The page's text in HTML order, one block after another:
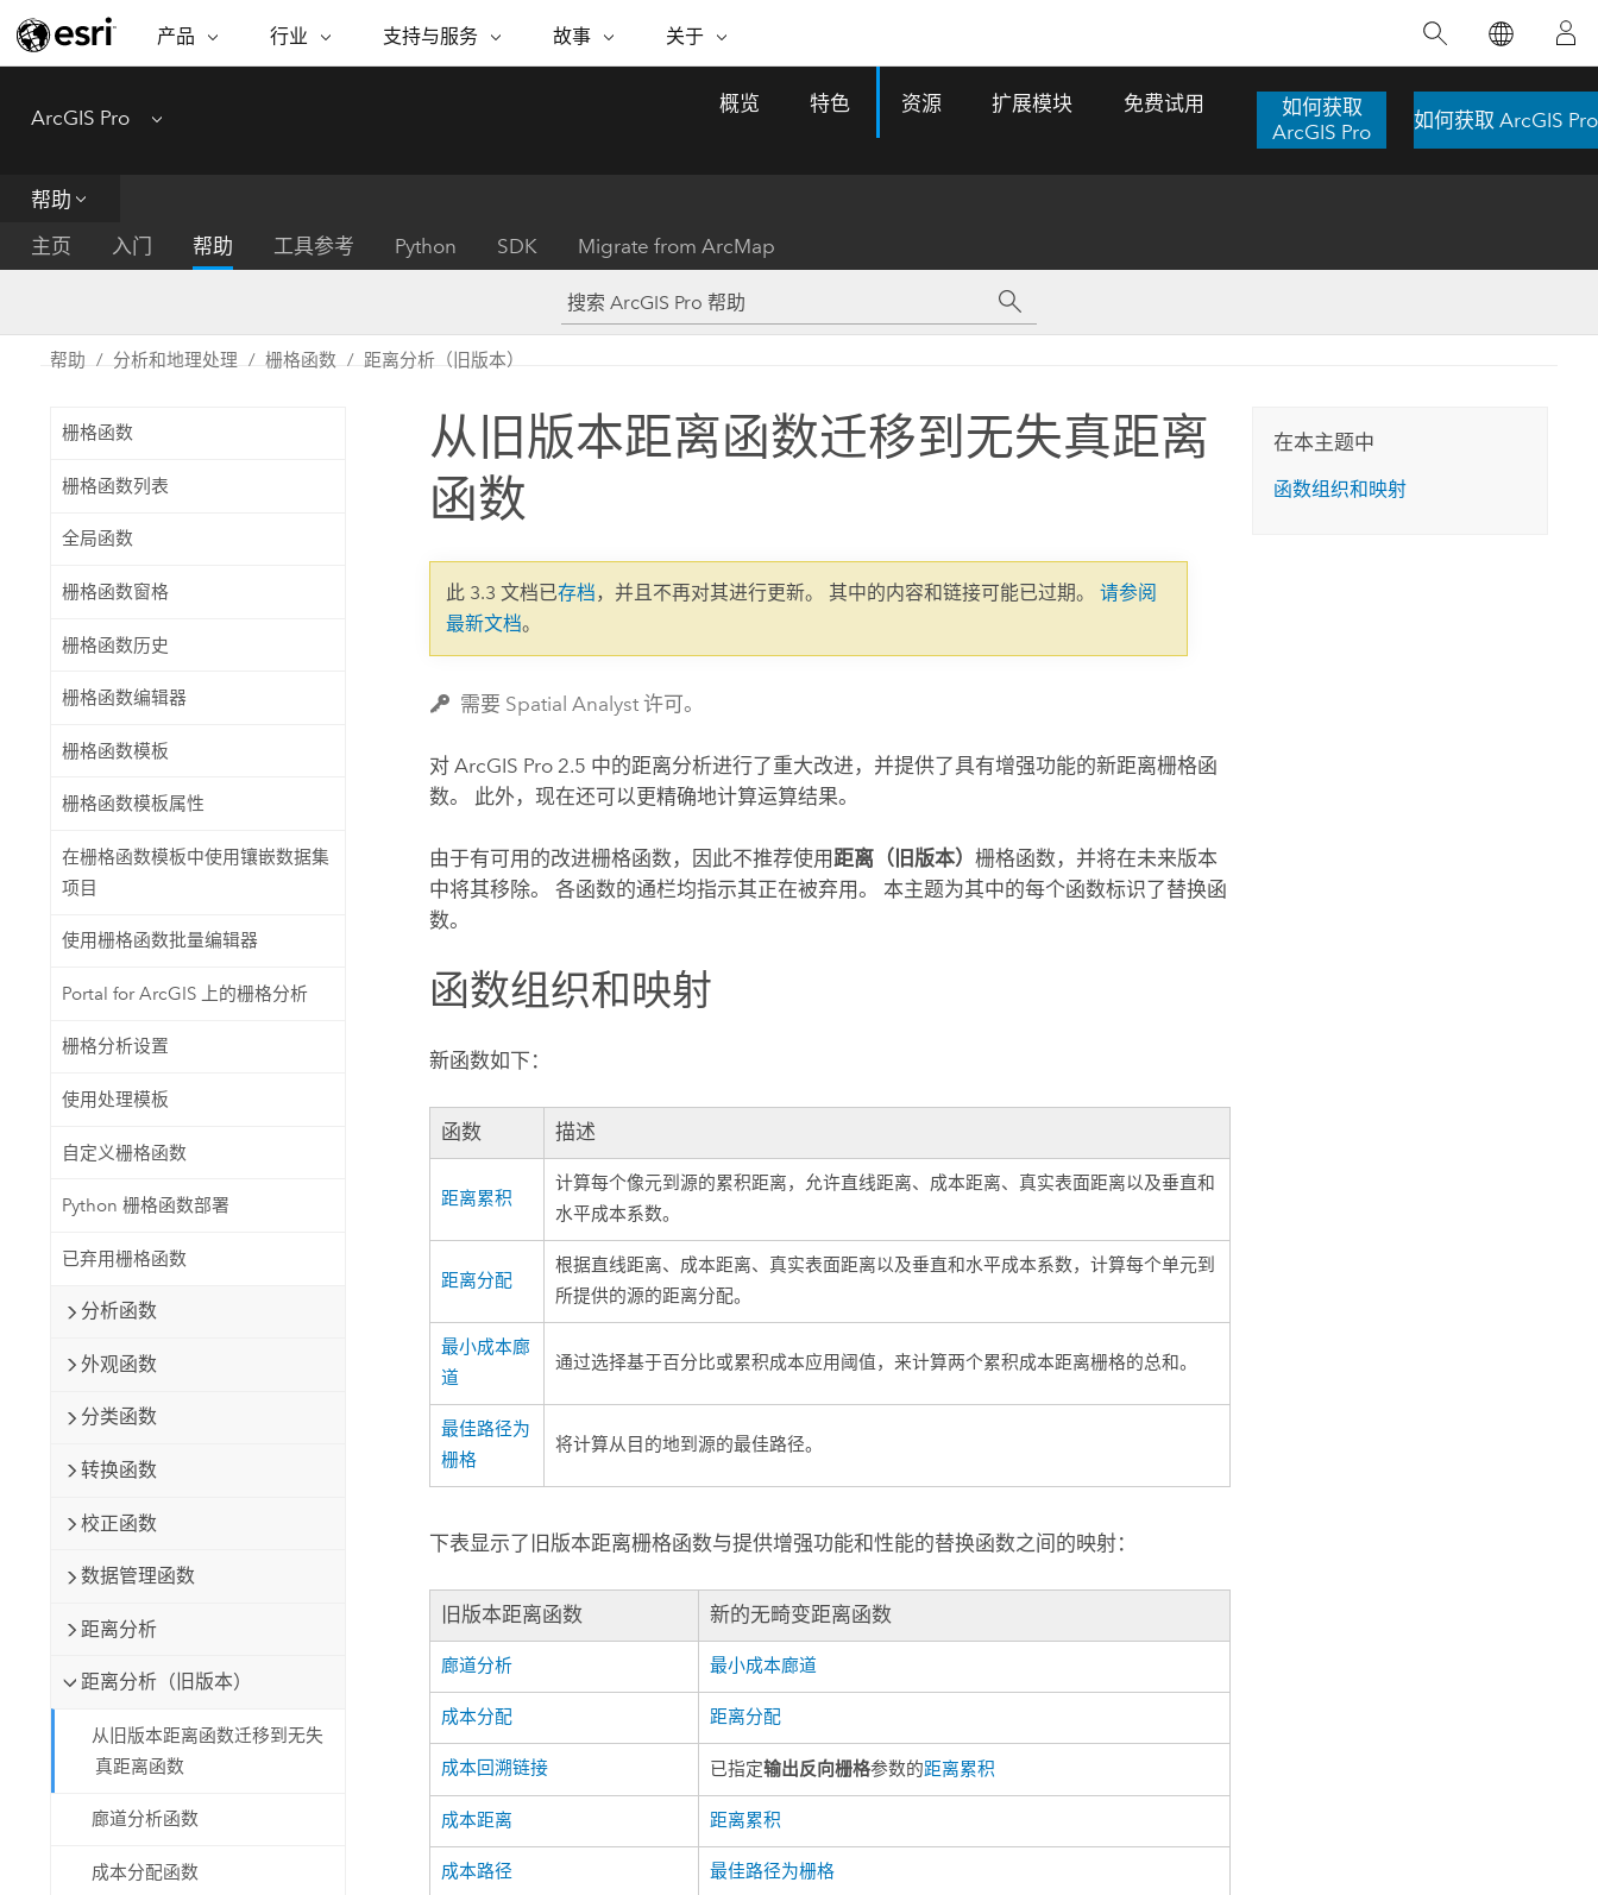
产品
ARCGIS
完整的 SaaS 制图平台
ArcGIS Enterprise
构建制图和空间分析应用程序
功能
将位置引入分析
集成、编辑和共享空间数据
Esri 产品、合作伙伴产品和开发
理。 了解这项技术的实际效果，亲身体验交
互式地图，探索产品功能，或者直接开始免
费试用。
行业
行业
保护
能源公用事业
州和地方政府
电信
交通运输
专题倡议
基础设施管理
者了解基础设施工程与周围环境的关系。
探索基础设施管理
支持与服务
支持与服务 自助服务
文档
My Esri
联，并产出能解决复杂问题的深刻见解。
探索课程
故事
ESRI 故事
现实世界的全球 GIS 创新
客
行业新闻和 ArcGIS 更新
所有故事
了 17 个应急洪水应用程序，为关键的救援行
动提供了有力支持。
关于
关于 ESRI
合作伙伴
招贤纳士
联系我们
数字孪生体
推荐书籍
ArcGIS Pro Menu
概览 特色 资源 扩展模块 免费试用
如何获取
ArcGIS Pro
如何获取 ArcGIS Pro
帮助
主页
入门 帮助 工具参考 Python SDK Migrate from ArcMap
帮助 分析和地理处理 栅格函数 距离分析（旧版本）
栅格函数
栅格函数列表
全局函数
栅格函数窗格
栅格函数历史
栅格函数编辑器
栅格函数模板
栅格函数模板属性
在栅格函数模板中使用镶嵌数据集
项目
使用栅格函数批量编辑器
Portal for ArcGIS 上的栅格分析
栅格分析设置
使用处理模板
自定义栅格函数
Python 栅格函数部署
已弃用栅格函数
分析函数
外观函数
分类函数
转换函数
校正函数
数据管理函数
距离分析
距离分析（旧版本）
从旧版本距离函数迁移到无失
真距离函数
廊道分析函数
成本分配函数
从旧版本距离函数迁移到无失真距离
函数
此 3.3 文档已存档，并且不再对其进行更新。 其中的内容和链接可能已过期。请参阅
最新文档。
需要 Spatial Analyst 许可。
对ArcGIS Pro 2.5 中的距离分析进行了重大改进，并提供了具有增强功能的新距离栅格函
数。 此外，现在还可以更精确地计算运算结果。
由于有可用的改进栅格函数，因此不推荐使用距离（旧版本）栅格函数，并将在未来版本
中将其移除。各函数的通栏均指示其正在被弃用。
本主题为其中的每个函数标识了替换函
数。
函数组织和映射
新函数如下：
函数 描述
距离累积
计算每个像元到源的累积距离，允许直线距离、成本距离、真实表面距离以及垂直和
水平成本系数。
距离分配
根据直线距离、成本距离、真实表面距离以及垂直和水平成本系数，计算每个单元到
所提供的源的距离分配。
最小成本廊
道
通过选择基于百分比或累积成本应用阈值，来计算两个累积成本距离栅格的总和。
最佳路径为
栅格
将计算从目的地到源的最佳路径。
下表显示了旧版本距离栅格函数与提供增强功能和性能的替换函数之间的映射：
旧版本距离函数 新的无畸变距离函数
廊道分析 最小成本廊道
成本分配 距离分配
成本回溯链接 已指定输出反向栅格参数的距离累积
成本距离 距离累积
成本路径 最佳路径为栅格
在本主题中
函数组织和映射